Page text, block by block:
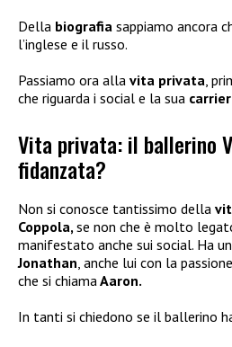
Della biografia sappiamo ancora
l’inglese e il russo.
Passiamo ora alla vita privata,
che riguarda i social e la sua
Vita privata: il ballerino
fidanzata?
Non si conosce tantissimo della
Coppola, se non che è molto
manifestato anche sui social. Ha un
Jonathan , anche lui con la
che si chiama Aaron.
In tanti si chiedono se il ballerino